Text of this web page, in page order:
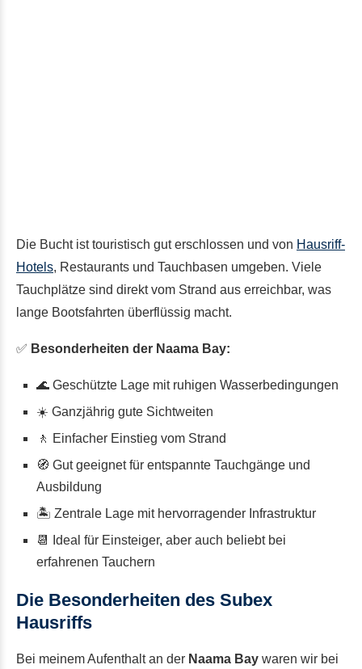
Die Bucht ist touristisch gut erschlossen und von Hausriff-
Hotels, Restaurants und Tauchbasen umgeben. Viele
Tauchplätze sind direkt vom Strand aus erreichbar, was
lange Bootsfahrten überflüssig macht.
✅ Besonderheiten der Naama Bay:
🌊 Geschützte Lage mit ruhigen Wasserbedingungen
☀️ Ganzjährig gute Sichtweiten
🚶 Einfacher Einstieg vom Strand
🧭 Gut geeignet für entspannte Tauchgänge und
Ausbildung
🏝️ Zentrale Lage mit hervorragender Infrastruktur
📆 Ideal für Einsteiger, aber auch beliebt bei
erfahrenen Tauchern
Die Besonderheiten des Subex
Hausriffs
Bei meinem Aufenthalt an der Naama Bay waren wir bei